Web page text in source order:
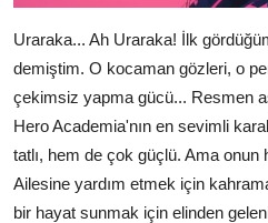
Uraraka... Ah Uraraka! İlk
demiştim. O kocaman gözleri, o
çekimsiz yapma gücü... Resmen
Hero Academia'nın en sevimli
tatlı, hem de çok güçlü. Ama onun
Ailesine yardım etmek için
bir hayat sunmak için elinden